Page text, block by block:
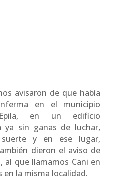
avisaron de que había
en el municipio
en un edificio
ya sin ganas de luchar,
y en ese lugar,
dieron el aviso de
al que llamamos Cani en
en la misma localidad.